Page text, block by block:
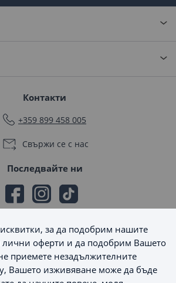
Контакти
+359 899 458 005
Свържи се с нас
Последвайте ни
на плащане
за да подобрим нашите
лични оферти и да подобрим Вашето
приемете незадължителните
Вашето изживяване може да бъде